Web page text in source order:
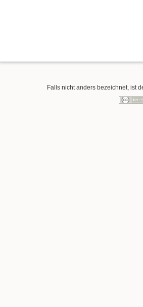
Falls nicht anders bezeichnet, ist